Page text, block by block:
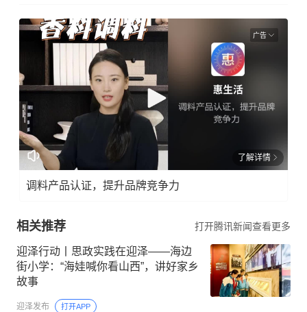
广告
了解详情
调料产品认证，提升品牌竞争力
相关推荐 打开腾讯新闻查看更多
迎泽行动丨思政实践在迎泽——海边
街小学：“海娃喊你看山西”，讲好家乡
故事
迎泽发布 打开APP